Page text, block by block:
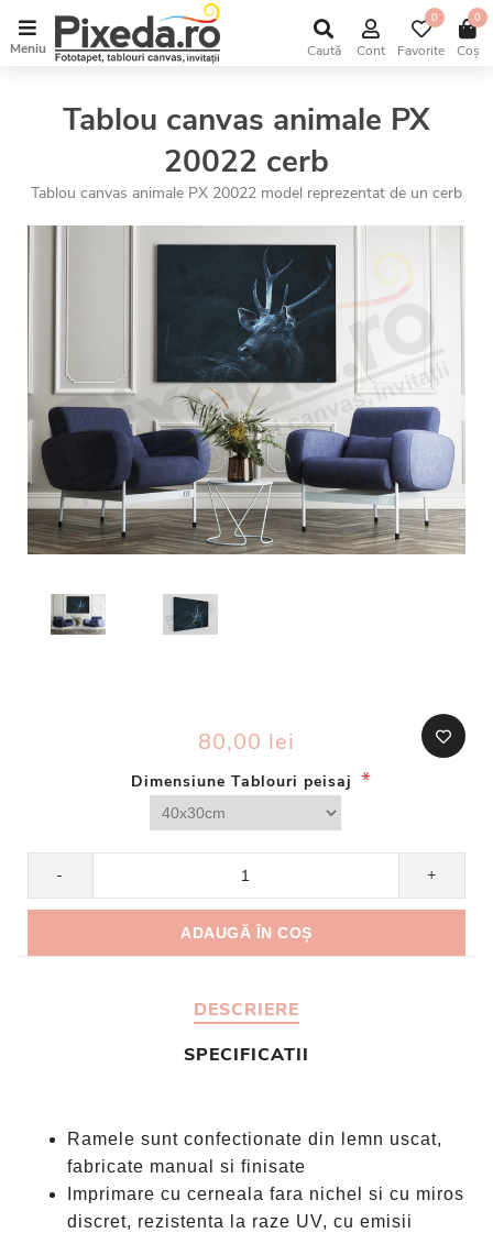
Meniu Caută Cont Favorite
0
Coș
0
Tablou canvas animale PX
20022 cerb
Tablou canvas animale PX 20022 model reprezentat de un cerb
80,00 lei
Dimensiune Tablouri peisaj *
- +
DESCRIERE
SPECIFICATII
Ramele sunt confectionate din lemn uscat,
fabricate manual si finisate
Imprimare cu cerneala fara nichel si cu miros
discret, rezistenta la raze UV, cu emisii